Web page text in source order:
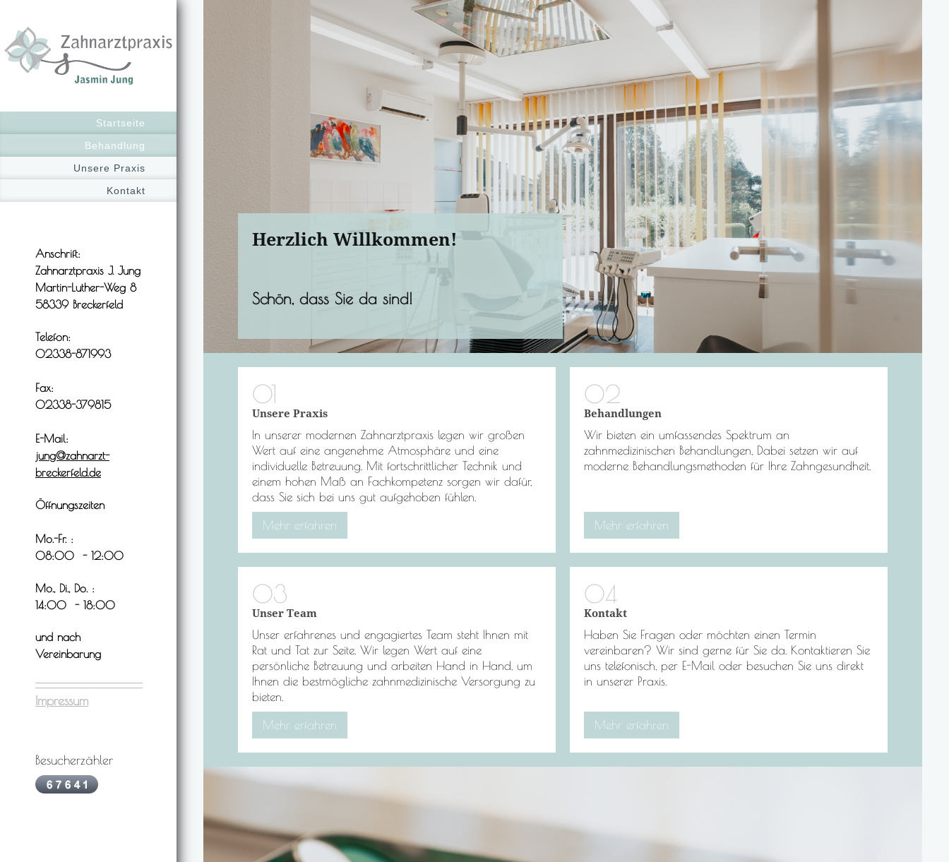
Startseite
Behandlung
Unsere Praxis
Kontakt
Anschrift:
Zahnarztpraxis J. Jung
Martin-Luther-Weg 8
58339 Breckerfeld
Telefon:
02338-871993
Fax:
02338-379815
E-Mail:
jung@zahnarzt-
breckerfeld.de
Öffnungszeiten
Mo.-Fr. :
08:00 - 12:00
Mo., Di., Do. :
14:00 - 18:00
und nach
Vereinbarung
Impressum
Besucherzähler
Herzlich Willkommen!
Schön, dass Sie da sind!
Unsere Praxis
In unserer modernen Zahnarztpraxis legen wir großen
Wert auf eine angenehme Atmosphäre und eine
individuelle Betreuung. Mit fortschrittlicher Technik und
einem hohen Maß an Fachkompetenz sorgen wir dafür,
dass Sie sich bei uns gut aufgehoben fühlen.
Mehr erfahren
Behandlungen
Wir bieten ein umfassendes Spektrum an
zahnmedizinischen Behandlungen, Dabei setzen wir auf
moderne Behandlungsmethoden für Ihre Zahngesundheit.
Mehr erfahren
Unser Team
Unser erfahrenes und engagiertes Team steht Ihnen mit
Rat und Tat zur Seite. Wir legen Wert auf eine
persönliche Betreuung und arbeiten Hand in Hand, um
Ihnen die bestmögliche zahnmedizinische Versorgung zu
bieten.
Mehr erfahren
Kontakt
Haben Sie Fragen oder möchten einen Termin
vereinbaren? Wir sind gerne für Sie da. Kontaktieren Sie
uns telefonisch, per E-Mail oder besuchen Sie uns direkt
in unserer Praxis.
Mehr erfahren